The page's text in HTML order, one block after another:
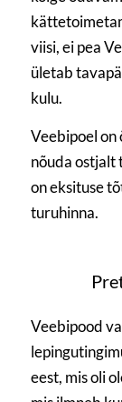
viisi, ei pea
ületab
kulu.
Veebipoel on
nõuda ostjalt
on eksituse
turuhinna.
Veebipood
eest, mis oli